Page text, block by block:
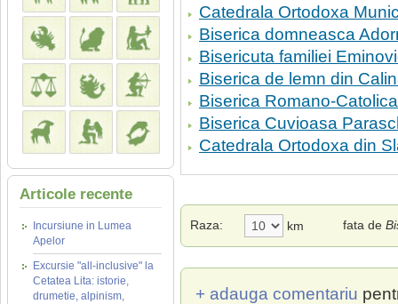
Articole recente
Incursiune in Lumea
Apelor
Excursie "all-inclusive" la
Cetatea Lita: istorie,
drumetie, alpinism,
Catedrala Ortodoxa
Biserica domneasca
Bisericuta familiei
Biserica de lemn din
Biserica Romano-
Biserica Cuvioasa
Catedrala Ortodoxa din
Raza: km fata de
+ adauga comentariu